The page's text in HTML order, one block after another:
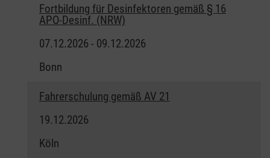
Fortbildung für Desinfektoren gemäß § 16
APO-Desinf. (NRW)
07.12.2026 - 09.12.2026
Bonn
Fahrerschulung gemäß AV 21
19.12.2026
Köln